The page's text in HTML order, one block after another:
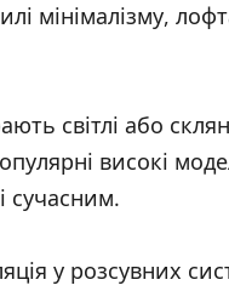
мінімалізму,
світлі або
високі
сучасним.
у розсувних